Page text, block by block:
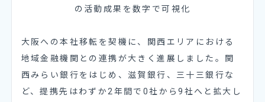
の活動成果を数字で可視化
大阪への本社移転を契機に、関西エリアにおける
地域金融機関との連携が大きく進展しました。関
西みらい銀行をはじめ、滋賀銀行、三十三銀行な
ど、提携先はわずか2年間で0社から9社へと拡大し